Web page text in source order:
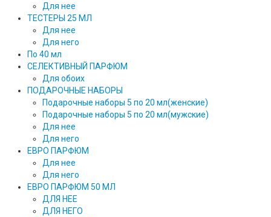
Для нее
ТЕСТЕРЫ 25 МЛ
Для нее
Для него
По 40 мл
СЕЛЕКТИВНЫЙ ПАРФЮМ
Для обоих
ПОДАРОЧНЫЕ НАБОРЫ
Подарочные наборы 5 по 20 мл(женские)
Подарочные наборы 5 по 20 мл(мужские)
Для нее
Для него
ЕВРО ПАРФЮМ
Для нее
Для него
ЕВРО ПАРФЮМ 50 МЛ
ДЛЯ НЕЕ
ДЛЯ НЕГО